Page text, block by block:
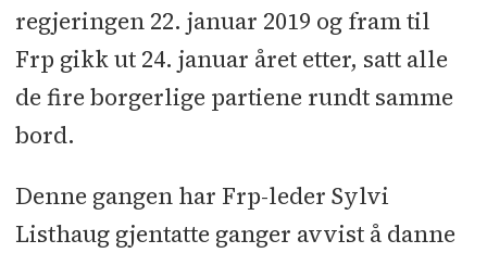
regjeringen 22. januar 2019 og fram til
Frp gikk ut 24. januar året etter, satt alle
de fire borgerlige partiene rundt samme
bord.
Denne gangen har Frp-leder Sylvi
Listhaug gjentatte ganger avvist å danne